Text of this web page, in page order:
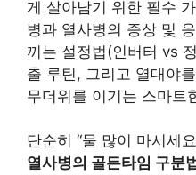
게 살아남기 위한 필수
병과 열사병의 증상 및
끼는 설정법(인버터 vs
출 루틴, 그리고 열대야
무더위를 이기는 스마트
단순히 “물 많이 마시세
열사병의 골든타임 구분